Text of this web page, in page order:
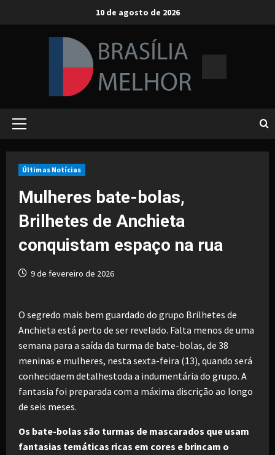
10 de agosto de 2026
Primary
Últimas Notícias
Mulheres bate-bolas,
Brilhetes de Anchieta
conquistam espaço na rua
9 de fevereiro de 2026
O segredo mais bem guardado do grupo Brilhetes de
Anchieta está perto de ser revelado. Falta menos de uma
semana para a saída da turma de bate-bolas, de 38
meninas e mulheres, nesta sexta-feira (13), quando será
conhecidaem detalhestoda a indumentária do grupo. A
fantasia foi preparada com a máxima discrição ao longo
de seis meses.
Os bate-bolas são turmas de mascarados que usam
fantasias temáticas ricas em cores e brincam o